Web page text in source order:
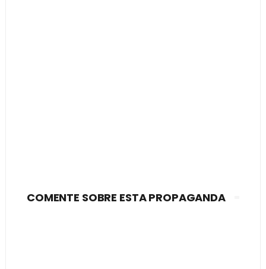
COMENTE SOBRE ESTA PROPAGANDA